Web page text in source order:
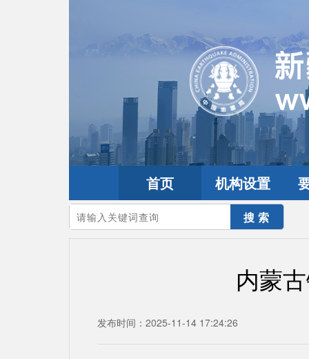
首页 机构设置
您的当前位置：首页>地震频道 全球震讯
内蒙
发布时间：2025-11-14 17:24:26